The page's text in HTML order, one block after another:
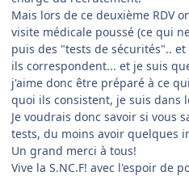
Mais lors de ce deuxième RDV
visite médicale poussé (ce qui
puis des "tests de sécurités"..
ils correspondent... et je suis
j'aime donc être préparé à ce
quoi ils consistent, je suis dans
Je voudrais donc savoir si vous
tests, du moins avoir quelques
Un grand merci à tous!
Vive la S.NC.F! avec l'espoir de